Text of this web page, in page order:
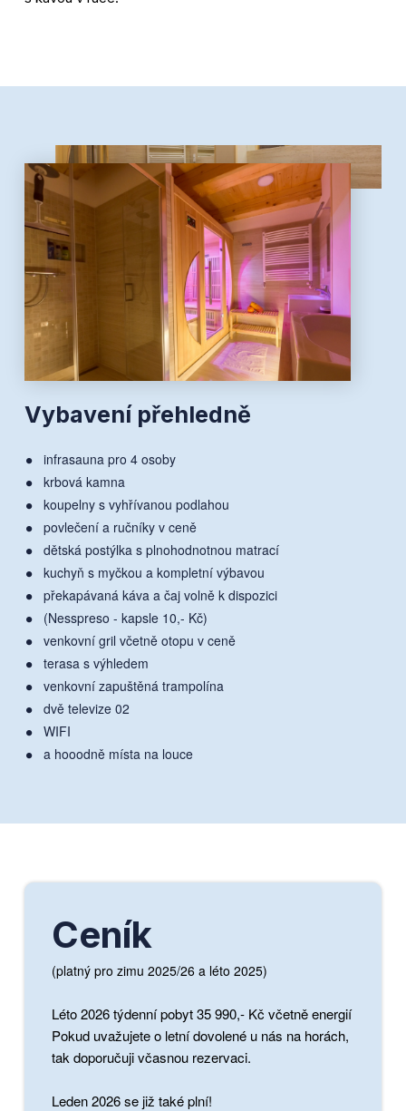
Vybavení přehledně
infrasauna pro 4 osoby
krbová kamna
koupelny s vyhřívanou podlahou
povlečení a ručníky v ceně
dětská postýlka s plnohodnotnou matrací
kuchyň s myčkou a kompletní výbavou
překapávaná káva a čaj volně k dispozici
(Nesspreso - kapsle 10,- Kč)
venkovní gril včetně otopu v ceně
terasa s výhledem
venkovní zapuštěná trampolína
dvě televize 02
WIFI
a hooodně místa na louce
Ceník
(platný pro zimu 2025/26 a léto 2025)
Léto 2026 týdenní pobyt 35 990,- Kč včetně energií
Pokud uvažujete o letní dovolené u nás na horách,
tak doporučuji včasnou rezervaci.
Leden 2026 se již také plní!